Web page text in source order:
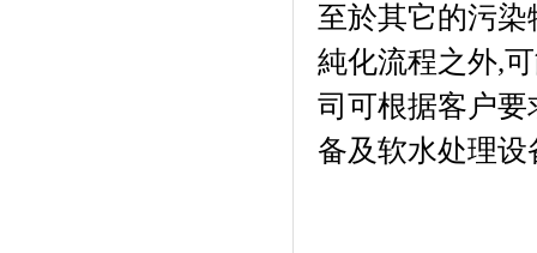
至於其它的污染
純化流程之外,
司可根据客户
备及软水处理设